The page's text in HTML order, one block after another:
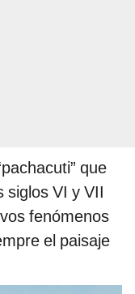
que
siglos VI y VII
fenómenos
el paisaje